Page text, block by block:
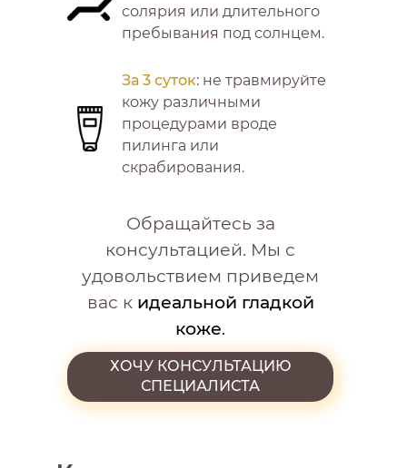
ХОЧУ КОНСУЛЬТАЦИЮ
СПЕЦИАЛИСТА
Обращайтесь за
консультацией. Мы с
удовольствием приведем
вас к идеальной гладкой
коже.
солярия или длительного
пребывания под солнцем.
За 3 суток: не травмируйте
кожу различными
процедурами вроде
пилинга или
скрабирования.
ЗАПИСАТЬСЯ НА ПРОЦЕДУРУ
стерилизации.
Строгая конфиденциальность.
Если вы хотите обезопасить
использовать успокаивающие
крема. Они помогут коже и не
Но гораздо важнее — не
раздражать ее. В течение двух
недель воздержитесь от